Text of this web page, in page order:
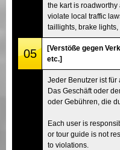
the kart is
violate local traffic
taillights, brake lights,
05
[Verstöße gegen
etc.]
Jeder Benutzer ist für
Das Geschäft oder
oder Gebühren, die
Each user is
or tour guide is not
to violations.